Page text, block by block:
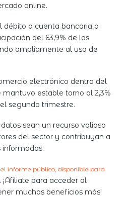
online.
débito a cuenta bancaria o
del 63,9% de las
ampliamente al uso de
electrónico dentro del
estable torno al 2,3%
segundo trimestre.
sean un recurso valioso
del sector y contribuyan a
informe público, disponible para
. ¡Afíliate para acceder al
muchos beneficios más!